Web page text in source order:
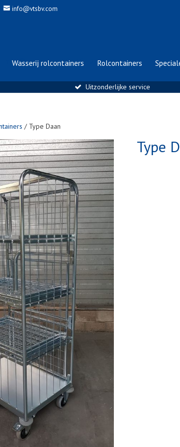
info@vtsbv.com
info@vtsbv.com | 0546 - 570573
Wasserij rolcontainers Rolcontainers
Uitzonderlijke service
/ Type Daan
Type